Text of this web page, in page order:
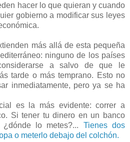
hacer lo que quieran y cuando
gobierno a modificar sus leyes
más allá de esta pequeña
ninguno de los países
a salvo de que le
tarde o más temprano. Esto no
inmediatamente, pero ya se ha
es la más evidente: correr a
Si tener tu dinero en un banco
lo metes?... Tienes dos
o meterlo debajo del colchón.